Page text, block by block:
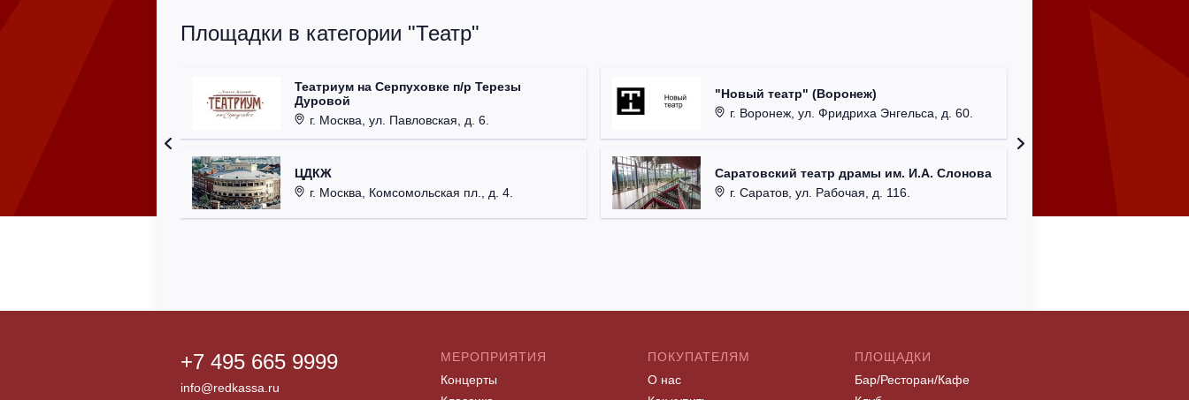
Площадки в категории "Театр"
Театриум на Серпуховке п/р Терезы
Дуровой
г. Москва, ул. Павловская, д. 6.
ЦДКЖ
г. Москва, Комсомольская пл., д. 4.
"Новый театр" (Воронеж)
г. Воронеж, ул. Фридриха Энгельса, д. 60.
Саратовский театр драмы им. И.А. Слонова
г. Саратов, ул. Рабочая, д. 116.
+7 495 665 9999
info@redkassa.ru
МЕРОПРИЯТИЯ
Концерты
ПОКУПАТЕЛЯМ
О нас
ПЛОЩАДКИ
Бар/Ресторан/Кафе